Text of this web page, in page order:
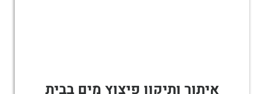
איתור ותיקון פיצוץ מים בבית